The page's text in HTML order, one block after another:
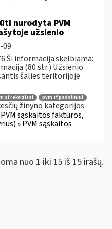
nurodyta PVM
užsienio
09
Ši informacija skelbiama:
(80 str.) Užsienio
šalies teritorijoje
sf rekvizitai
pvm sf padaliniui
žinyno kategorijos:
sąskaitos faktūros,
» PVM sąskaitos
nuo 1 iki 15 iš 15 irašų.